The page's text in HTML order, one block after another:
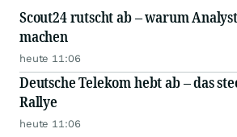
Scout24 rutscht ab – warum
machen
heute 11:06
Deutsche Telekom hebt ab – das
Rallye
heute 11:06